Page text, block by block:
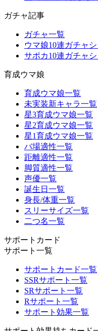
ガチャ記事
ガチャ一覧
ウマ娘10連ガチャシ
サポカ10連ガチャシ
育成ウマ娘
育成ウマ娘一覧
未実装新キャラ一覧
星3育成ウマ娘一覧
星2育成ウマ娘一覧
星1育成ウマ娘一覧
バ場適性一覧
距離適性一覧
脚質適性一覧
声優一覧
誕生日一覧
身長/体重一覧
スリーサイズ一覧
二つ名一覧
サポートカード
サポート一覧
サポートカード一覧
SSRサポート一覧
SRサポート一覧
Rサポート一覧
サポート効果一覧